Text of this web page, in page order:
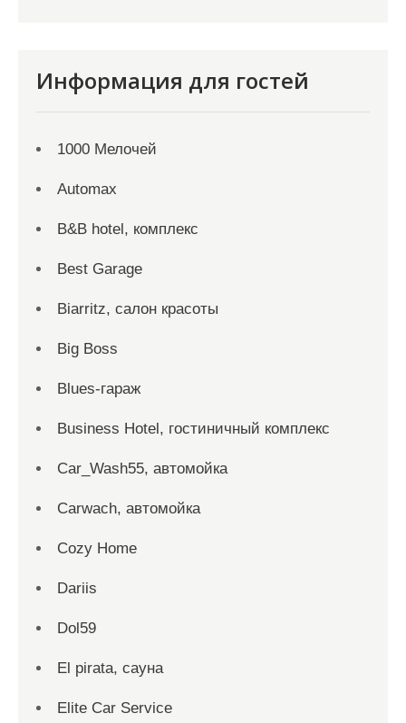
Информация для гостей
1000 Мелочей
Automax
B&B hotel, комплекс
Best Garage
Biarritz, салон красоты
Big Boss
Blues-гараж
Business Hotel, гостиничный комплекс
Car_Wash55, автомойка
Carwach, автомойка
Cozy Home
Dariis
Dol59
El pirata, сауна
Elite Car Service